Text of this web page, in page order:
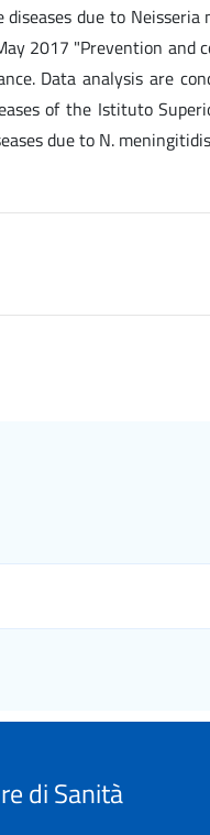
due to
2017 "Prevention and
Data analysis are
of the Istituto
due to N.
di Sanità